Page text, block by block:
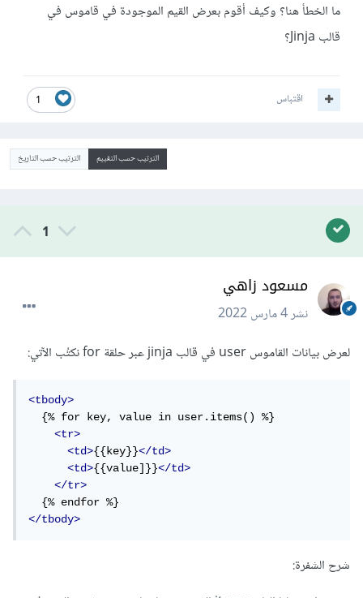
ما الخطأ هنا؟ وكيف أقوم بعرض القيم الموجودة في قاموس في
قالب Jinja؟
1 اقتباس
الترتيب حسب التقييم الترتيب حسب التاريخ
1
مسعود زاهي
نشر4 مارس 2022
لعرض بيانات القاموس user في قالب jinja عبر حلقة for نكتُب الآتي:
<tbody>
  {% for key, value in user.items() %}
<tr>
<td>{{key}}</td>
<td>{{value]}}</td>
</tr>
</tbody>
شرح الشفرة: